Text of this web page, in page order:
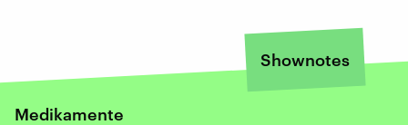
Shownotes
Medikamente